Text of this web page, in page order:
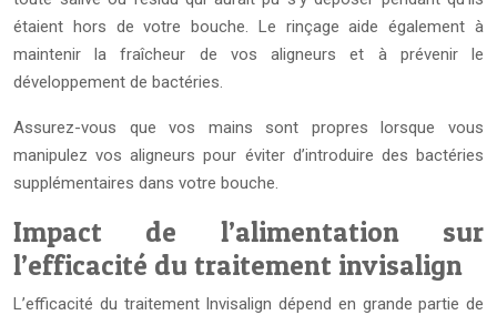
étaient hors de votre bouche. Le rinçage aide également à
maintenir la fraîcheur de vos aligneurs et à prévenir le
développement de bactéries.
Assurez-vous que vos mains sont propres lorsque vous
manipulez vos aligneurs pour éviter d’introduire des bactéries
supplémentaires dans votre bouche.
Impact de l’alimentation sur
l’efficacité du traitement invisalign
L’efficacité du traitement Invisalign dépend en grande partie de